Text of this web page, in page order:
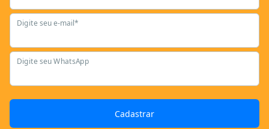
Digite seu e-mail*
Digite seu WhatsApp
Cadastrar